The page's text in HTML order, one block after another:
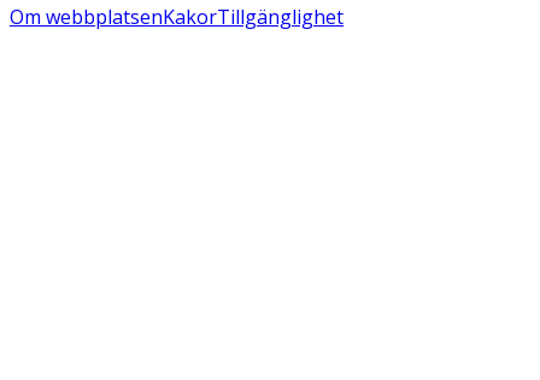
Om webbplatsenKakorTillgänglighet